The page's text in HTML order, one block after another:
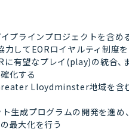
プラインプロジェクトを含め
力してEORロイヤルティ制度
に有望なプレイ(play)の統合、
化する
Lloydminster地域を含む
生成プログラムの開発を進め
最大化を行う